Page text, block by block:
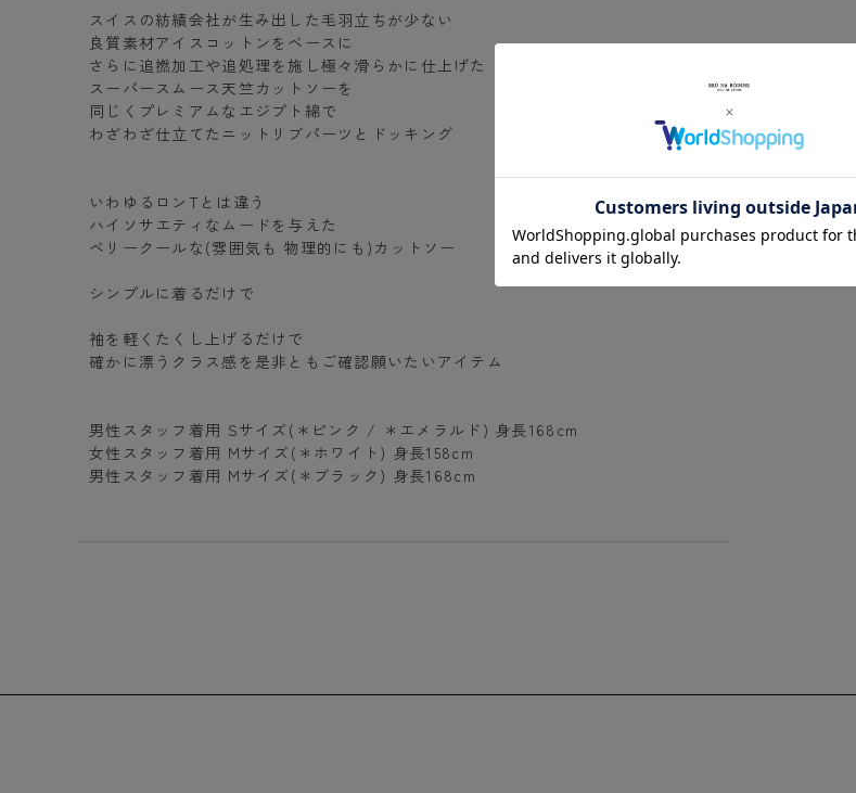
スイスの紡績会社が生み出した毛羽立ちが少ない
良質素材アイスコットンをベースに
さらに追撚加工や追処理を施し極々滑らかに仕上げた
スーパースムース天竺カットソーを
同じくプレミアムなエジプト綿で
わざわざ仕立てたニットリブパーツとドッキング
いわゆるロンTとは違う
ハイソサエティなムードを与えた
ベリークールな(雰囲気も 物理的にも)カットソー
シンプルに着るだけで
袖を軽くたくし上げるだけで
確かに漂うクラス感を是非ともご確認願いたいアイテム
男性スタッフ着用 Sサイズ(＊ピンク / ＊エメラルド) 身長168cm
女性スタッフ着用 Mサイズ(＊ホワイト) 身長158cm
男性スタッフ着用 Mサイズ(＊ブラック) 身長168cm